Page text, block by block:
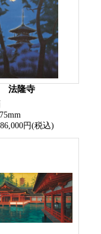
法隆寺
円(税込)